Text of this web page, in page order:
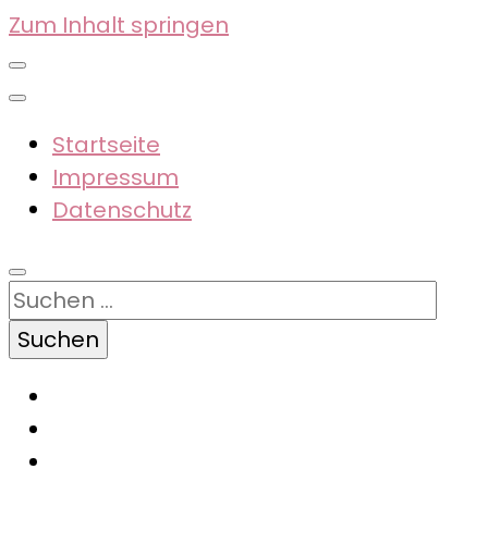
Zum Inhalt springen
Startseite
Impressum
Datenschutz
Suchen
nach: